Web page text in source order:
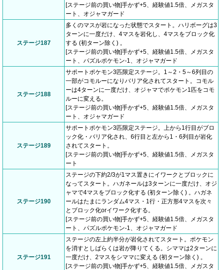
[ステージ前の買い物]手かず+5、経験値1.5倍、メガスタ
ート、オジャマガード
ステージ187
多くのマスが岩になった状態でスタート。ハリボーグは3
ターンに一度だけ、4マスを岩化し、4マスをブロック化
する (初ターン除く) 。
[ステージ前の買い物]手かず+5、経験値1.5倍、メガスタ
ート、パズルポケモン-1、オジャマガード
ステージ188
サポートポケモン3匹限定ステージ。1～2・5～6列目の
一部がコモルーになりバリア化されてスタート。コモル
ーは4ターンに一度だけ、オジャマでポケモン1匹をコモ
ルーに変える。
[ステージ前の買い物]手かず+5、経験値1.5倍、メガスタ
ート、オジャマガード
ステージ189
サポートポケモン3匹限定ステージ。上から1行目がブロ
ック化・バリア化され、6行目と左から1・6列目が岩化
されてスタート。
[ステージ前の買い物]手かず+5、経験値1.5倍、メガスタ
ート
ステージ190
ステージの下約2/3が1マス置きにイワークとブロックに
なってスタート。ハガネールは3ターンに一度だけ、オジ
ャマで4マスをブロック化する (初ターン除く) 。ハガネ
ールはたまにランダム4マス・1行・正方形4マスを次々
とブロック化orイワーク化する。
[ステージ前の買い物]手かず+5、経験値1.5倍、メガスタ
ート、パズルポケモン-1、オジャマガード
ステージ191
ステージの左上約半分が岩化されてスタート。ポケモン
を消すとしばらくは岩が降りてくる。シママは2ターンに
一度だけ、2マスをシママに変える (初ターン除く) 。
[ステージ前の買い物]手かず+5、経験値1.5倍、メガスタ